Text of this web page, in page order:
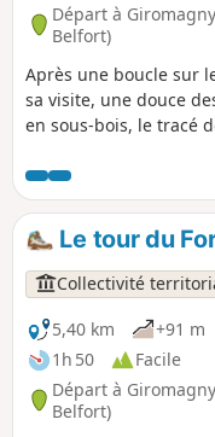
Départ à
Belfort)
Après une boucle sur
sa visite, une douce
en sous-bois, le tracé
Gombois permet de
Le tour du
Collectivité
5,40 km
+91 m
1h 50
Facile
Départ à
Belfort)